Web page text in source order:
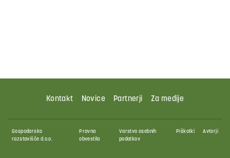
Kontakt Novice Partnerji Za medije
Gospodarsko
razstavišče d.o.o.
Pravna
obvestila
Varstvo osebnih
podatkov
Piškotki Avtorji